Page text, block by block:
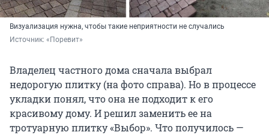
Визуализация нужна, чтобы такие неприятности не случались
Источник: «Поревит»
Владелец частного дома сначала выбрал
недорогую плитку (на фото справа). Но в процессе
укладки понял, что она не подходит к его
красивому дому. И решил заменить ее на
тротуарную плитку «Выбор». Что получилось —